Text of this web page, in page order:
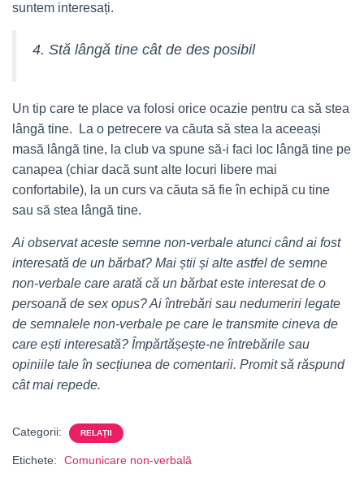
suntem interesați.
4. Stă lângă tine cât de des posibil
Un tip care te place va folosi orice ocazie pentru ca să stea
lângă tine. La o petrecere va căuta să stea la aceeași
masă lângă tine, la club va spune să-i faci loc lângă tine pe
canapea (chiar dacă sunt alte locuri libere mai
confortabile), la un curs va căuta să fie în echipă cu tine
sau să stea lângă tine.
Ai observat aceste semne non-verbale atunci când ai fost
interesată de un bărbat? Mai știi și alte astfel de semne
non-verbale care arată că un bărbat este interesat de o
persoană de sex opus? Ai întrebări sau nedumeriri legate
de semnalele non-verbale pe care le transmite cineva de
care ești interesată? Împărtășește-ne întrebările sau
opiniile tale în secțiunea de comentarii. Promit să răspund
cât mai repede.
Categorii: RELAȚII
Etichete: Comunicare non-verbală